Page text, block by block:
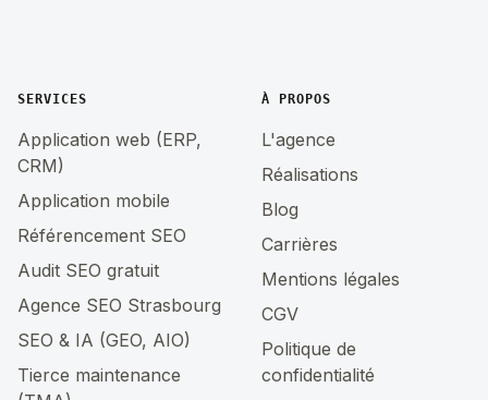
SERVICES
Application web (ERP,
CRM)
Application mobile
Référencement SEO
Audit SEO gratuit
Agence SEO Strasbourg
SEO & IA (GEO, AIO)
Tierce maintenance
À PROPOS
L'agence
Réalisations
Blog
Carrières
Mentions légales
CGV
Politique de
confidentialité